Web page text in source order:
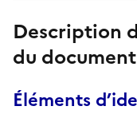
Description
du
Éléments